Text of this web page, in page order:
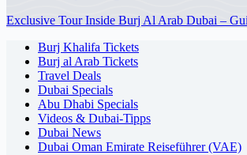
Exclusive Tour Inside Burj Al Arab Dubai –
Burj Khalifa Tickets
Burj al Arab Tickets
Travel Deals
Dubai Specials
Abu Dhabi Specials
Videos & Dubai-Tipps
Dubai News
Dubai Oman Emirate Reiseführer (VAE)